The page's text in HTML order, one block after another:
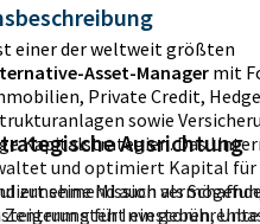
einer der weltweit größten
Asset-Manager mit
Private Credit,
sowie
Kapitalstrategien. Das
und optimiert Kapital für
zunehmend auch
Zentrum steht ein
Ausrichtung
seine Mission als
für Investoren,